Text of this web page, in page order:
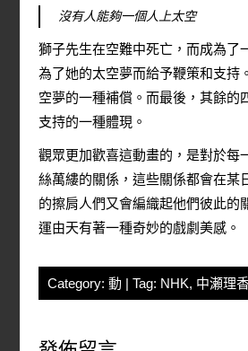
沒有人能夠一個人上太空
獅子先生在空難中死亡，而成為了
為了她的太空夢而給予鞭策和支持
空夢的一種補償。而最後，其餘的
支持的一種體現。
觀眾更加歡喜這動畫的，是對於每
絲萬縷的關係，這些關係都會在某
的擦肩人們又會編織起他們彼此的
運由天有著一種奇妙的戲劇美感。
Category: 動 | Tag: NHK, 中瀬理